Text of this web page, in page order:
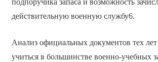
подпоручика запаса и возможность
действительную военную службу6.
Анализ официальных документов тех лет
учиться в большинстве военно-учебных